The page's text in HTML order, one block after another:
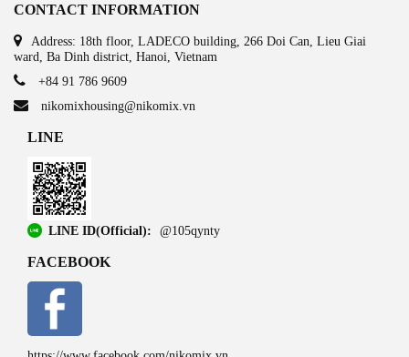
CONTACT INFORMATION
Address: 18th floor, LADECO building, 266 Doi Can, Lieu Giai
ward, Ba Dinh district, Hanoi, Vietnam
+84 91 786 9609
nikomixhousing@nikomix.vn
LINE
LINE ID(Official): @105qynty
FACEBOOK